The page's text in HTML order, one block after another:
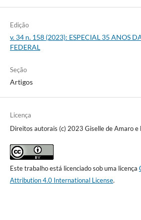
Edição
v. 34 n. 158 (2023): ESPECIAL 35 ANOS
FEDERAL
Seção
Artigos
Licença
Direitos autorais (c) 2023 Giselle de Amaro e
Este trabalho está licenciado sob uma licença
Attribution 4.0 International License.